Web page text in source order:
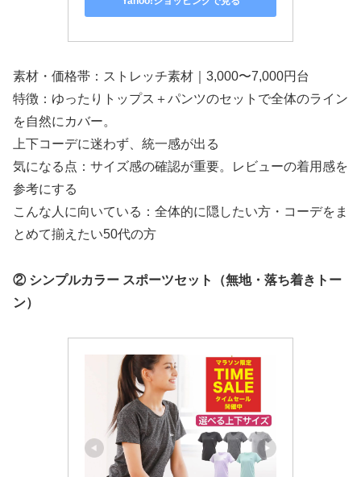
素材・価格帯：ストレッチ素材｜3,000〜7,000円台
特徴：ゆったりトップス＋パンツのセットで全体のライン
を自然にカバー。
上下コーデに迷わず、統一感が出る
気になる点：サイズ感の確認が重要。レビューの着用感を
参考にする
こんな人に向いている：全体的に隠したい方・コーデをま
とめて揃えたい50代の方
② シンプルカラー スポーツセット（無地・落ち着きトー
ン）